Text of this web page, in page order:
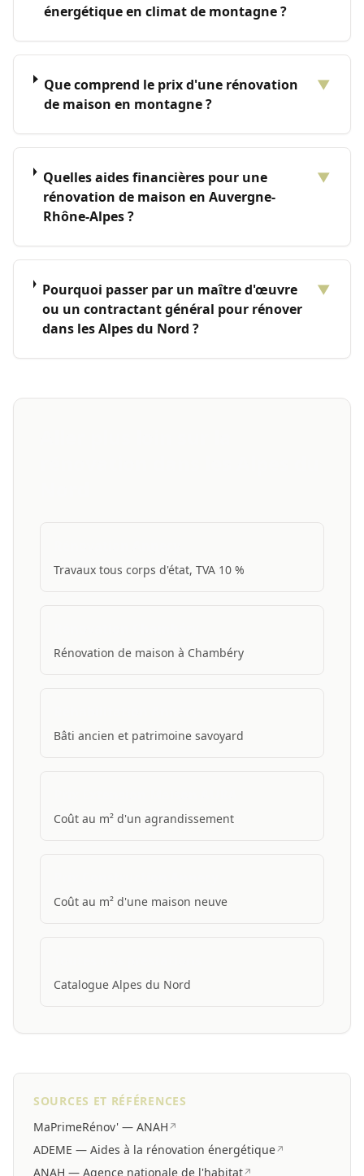
énergétique en climat de montagne ?
Que comprend le prix d'une rénovation
de maison en montagne ?
▼
Quelles aides financières pour une
rénovation de maison en Auvergne-
Rhône-Alpes ?
▼
Pourquoi passer par un maître d'œuvre
ou un contractant général pour rénover
dans les Alpes du Nord ?
▼
Travaux tous corps d'état, TVA 10 %
Rénovation de maison à Chambéry
Bâti ancien et patrimoine savoyard
Coût au m² d'un agrandissement
Coût au m² d'une maison neuve
Catalogue Alpes du Nord
SOURCES ET RÉFÉRENCES
MaPrimeRénov' — ANAH↗
ADEME — Aides à la rénovation énergétique↗
ANAH — Agence nationale de l'habitat↗